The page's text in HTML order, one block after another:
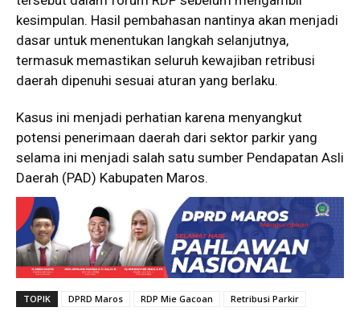
kesimpulan. Hasil pembahasan nantinya akan menjadi
dasar untuk menentukan langkah selanjutnya,
termasuk memastikan seluruh kewajiban retribusi
daerah dipenuhi sesuai aturan yang berlaku.
Kasus ini menjadi perhatian karena menyangkut
potensi penerimaan daerah dari sektor parkir yang
selama ini menjadi salah satu sumber Pendapatan Asli
Daerah (PAD) Kabupaten Maros.
TOPIK DPRD Maros RDP Mie Gacoan Retribusi Parkir